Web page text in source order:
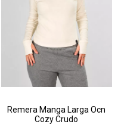
Remera Manga Larga Ocn
Cozy Crudo